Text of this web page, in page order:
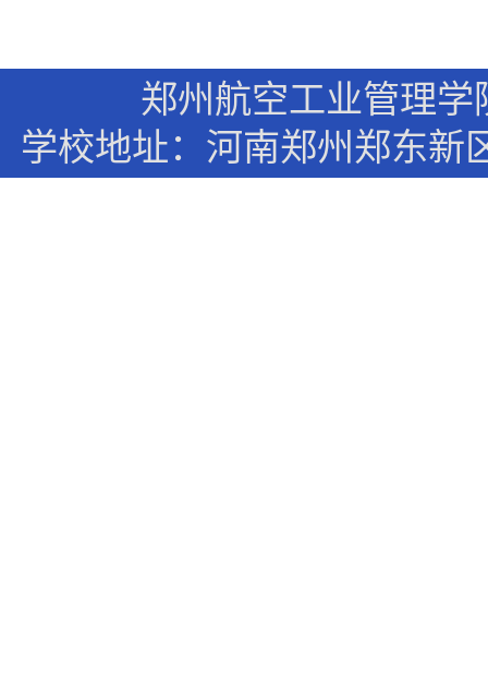
郑州航空工业管理
学校地址：河南郑州郑东新